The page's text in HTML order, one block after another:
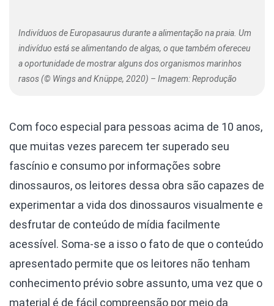
Indivíduos de Europasaurus durante a alimentação na praia. Um
indivíduo está se alimentando de algas, o que também ofereceu
a oportunidade de mostrar alguns dos organismos marinhos
rasos (© Wings and Knüppe, 2020) – Imagem: Reprodução
Com foco especial para pessoas acima de 10 anos,
que muitas vezes parecem ter superado seu
fascínio e consumo por informações sobre
dinossauros, os leitores dessa obra são capazes de
experimentar a vida dos dinossauros visualmente e
desfrutar de conteúdo de mídia facilmente
acessível. Soma-se a isso o fato de que o conteúdo
apresentado permite que os leitores não tenham
conhecimento prévio sobre assunto, uma vez que o
material é de fácil compreensão por meio da